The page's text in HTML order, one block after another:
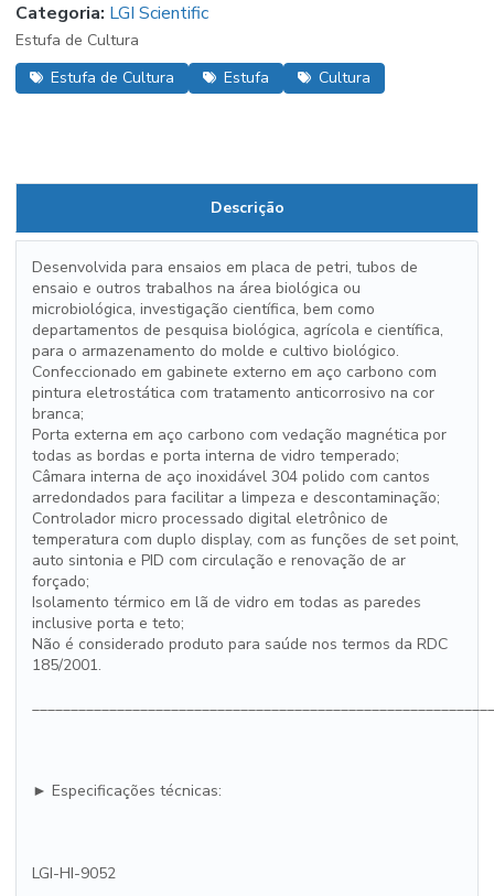
Categoria: LGI Scientific
Estufa de Cultura
Estufa de Cultura
Estufa Cultura
Descrição
Desenvolvida para ensaios em placa de petri, tubos de
ensaio e outros trabalhos na área biológica ou
microbiológica, investigação científica, bem como
departamentos de pesquisa biológica, agrícola e científica,
para o armazenamento do molde e cultivo biológico.
Confeccionado em gabinete externo em aço carbono com
pintura eletrostática com tratamento anticorrosivo na cor
branca;
Porta externa em aço carbono com vedação magnética por
todas as bordas e porta interna de vidro temperado;
Câmara interna de aço inoxidável 304 polido com cantos
arredondados para facilitar a limpeza e descontaminação;
Controlador micro processado digital eletrônico de
temperatura com duplo display, com as funções de set point,
auto sintonia e PID com circulação e renovação de ar
forçado;
Isolamento térmico em lã de vidro em todas as paredes
inclusive porta e teto;
Não é considerado produto para saúde nos termos da RDC
185/2001.
► Especificações técnicas:
LGI-HI-9052